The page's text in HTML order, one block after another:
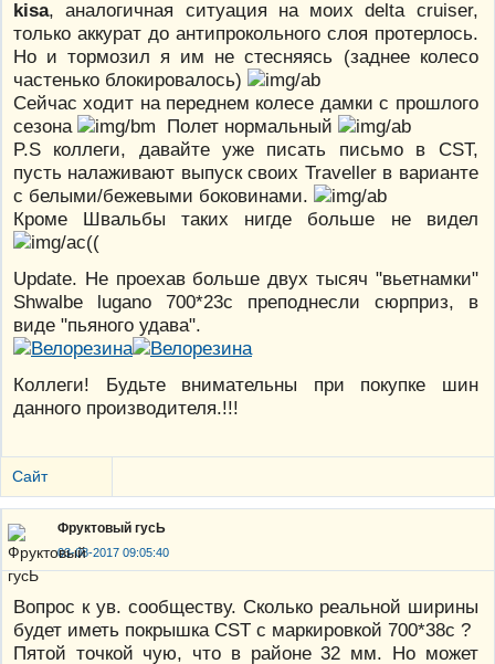
kisa, аналогичная ситуация на моих delta cruiser,
только аккурат до антипрокольного слоя протерлось.
Но и тормозил я им не стесняясь (заднее колесо
частенько блокировалось)
Сейчас ходит на переднем колесе дамки с прошлого
сезона
Полет нормальный
P.S коллеги, давайте уже писать письмо в CST,
пусть налаживают выпуск своих Traveller в варианте
с белыми/бежевыми боковинами.
Кроме Швальбы таких нигде больше не видел
((
Update. Не проехав больше двух тысяч "вьетнамки"
Shwalbe lugano 700*23с преподнесли сюрприз, в
виде "пьяного удава".
Коллеги! Будьте внимательны при покупке шин
данного производителя.!!!
Сайт
Фруктовый гусЬ
03-08-2017 09:05:40
Вопрос к ув. сообществу. Сколько реальной ширины
будет иметь покрышка CST с маркировкой 700*38с ?
Пятой точкой чую, что в районе 32 мм. Но может